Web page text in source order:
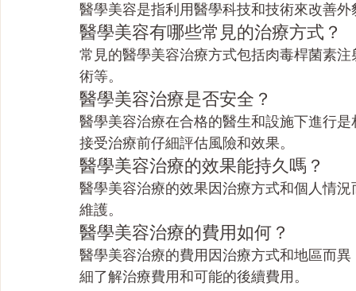
醫學美容是指利用醫學科技和技術來改善
醫學美容有哪些常見的治療方式？
常見的醫學美容治療方式包括肉毒桿菌素
術等。
醫學美容治療是否安全？
醫學美容治療在合格的醫生和設施下進行
接受治療前仔細評估風險和效果。
醫學美容治療的效果能持久嗎？
醫學美容治療的效果因治療方式和個人情
維護。
醫學美容治療的費用如何？
醫學美容治療的費用因治療方式和地區而
細了解治療費用和可能的後續費用。